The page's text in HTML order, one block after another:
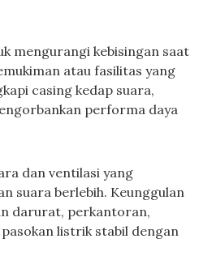
mengurangi kebisingan saat
atau fasilitas yang
casing kedap suara,
performa daya
dan ventilasi yang
suara berlebih. Keunggulan
darurat, perkantoran,
listrik stabil dengan